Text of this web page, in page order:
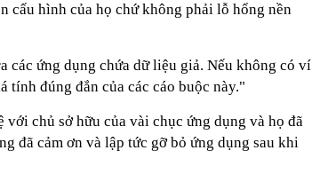
cấu hình của họ chứ không phải lỗ hổng nền
các ứng dụng chứa dữ liệu giả. Nếu không có ví
tính đúng đắn của các cáo buộc này."
chủ sở hữu của vài chục ứng dụng và họ đã
đã cảm ơn và lập tức gỡ bỏ ứng dụng sau khi